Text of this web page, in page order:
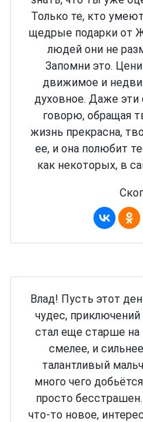
Только те, кто
щедрые подарки от
людей они не
Запомни это.
движимое и
духовное. Даже эти
говорю, обращая
жизнь прекрасна,
ее, и она полюбит
как некоторых, в
Влад! Пусть этот
чудес,
стал еще старше на
смелее, и
талантливый
много чего
просто
что-то новое,